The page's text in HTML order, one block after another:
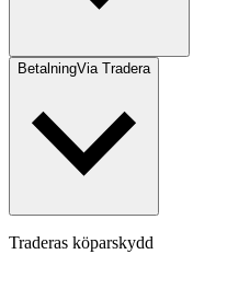
BetalningVia Tradera
Traderas köparskydd